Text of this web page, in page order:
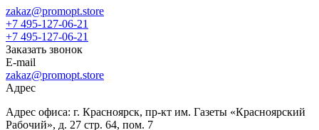
zakaz@promopt.store
+7 495-127-06-21
+7 495-127-06-21
Заказать звонок
E-mail
zakaz@promopt.store
Адрес
Адрес офиса: г. Красноярск, пр-кт им. Газеты «Красноярский
Рабочий», д. 27 стр. 64, пом. 7